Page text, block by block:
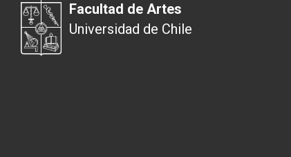
Facultad de Artes
Universidad de Chile